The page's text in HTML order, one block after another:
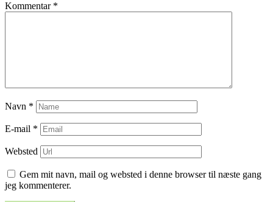
Kommentar *
Navn *
E-mail *
Websted
Gem mit navn, mail og websted i denne browser til næste gang
jeg kommenterer.